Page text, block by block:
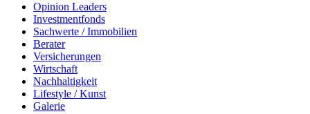
Opinion Leaders
Investmentfonds
Sachwerte / Immobilien
Berater
Versicherungen
Wirtschaft
Nachhaltigkeit
Lifestyle / Kunst
Galerie